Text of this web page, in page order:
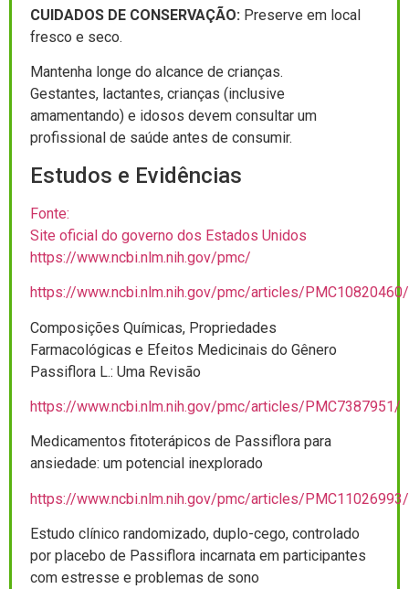
CUIDADOS DE CONSERVAÇÃO: Preserve em local
fresco e seco.
Mantenha longe do alcance de crianças.
Gestantes, lactantes, crianças (inclusive
amamentando) e idosos devem consultar um
profissional de saúde antes de consumir.
Estudos e Evidências
Fonte:
Site oficial do governo dos Estados Unidos
https://www.ncbi.nlm.nih.gov/pmc/
https://www.ncbi.nlm.nih.gov/pmc/articles/PMC10820460/
Composições Químicas, Propriedades
Farmacológicas e Efeitos Medicinais do Gênero
Passiflora L.: Uma Revisão
https://www.ncbi.nlm.nih.gov/pmc/articles/PMC7387951/
Medicamentos fitoterápicos de Passiflora para
ansiedade: um potencial inexplorado
https://www.ncbi.nlm.nih.gov/pmc/articles/PMC11026993/
Estudo clínico randomizado, duplo-cego, controlado
por placebo de Passiflora incarnata em participantes
com estresse e problemas de sono